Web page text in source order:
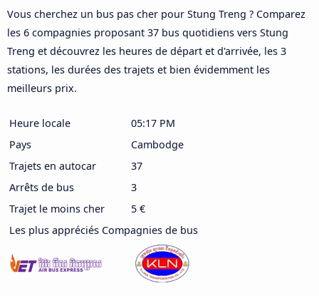
Vous cherchez un bus pas cher pour Stung Treng ? Comparez
les 6 compagnies proposant 37 bus quotidiens vers Stung
Treng et découvrez les heures de départ et d'arrivée, les 3
stations, les durées des trajets et bien évidemment les
meilleurs prix.
Heure locale
05:17 PM
Pays
Cambodge
Trajets en autocar
37
Arrêts de bus
3
Trajet le moins cher
5 €
Les plus appréciés Compagnies de bus